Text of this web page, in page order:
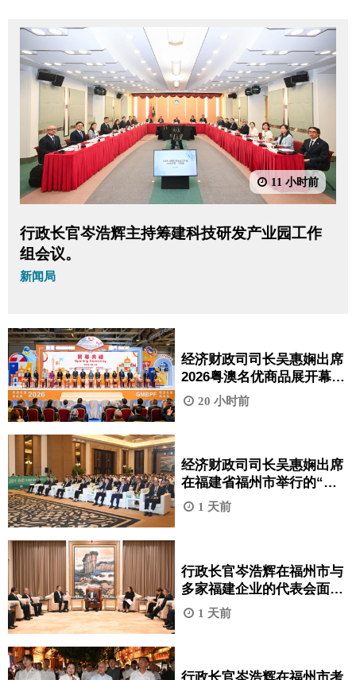
11 小时前
行政长官岑浩辉主持筹建科技研发产业园工作
组会议。
新闻局
经济财政司司长吴惠娴出席
2026粤澳名优商品展开幕典
礼。20 小时前
经济财政司司长吴惠娴出席
在福建省福州市举行的“澳
门 - 福建区域协同发展宣介
1 天前
行政长官岑浩辉在福州市与
多家福建企业的代表会面交
流。1 天前